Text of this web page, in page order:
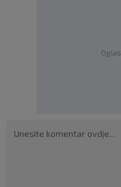
Oglas